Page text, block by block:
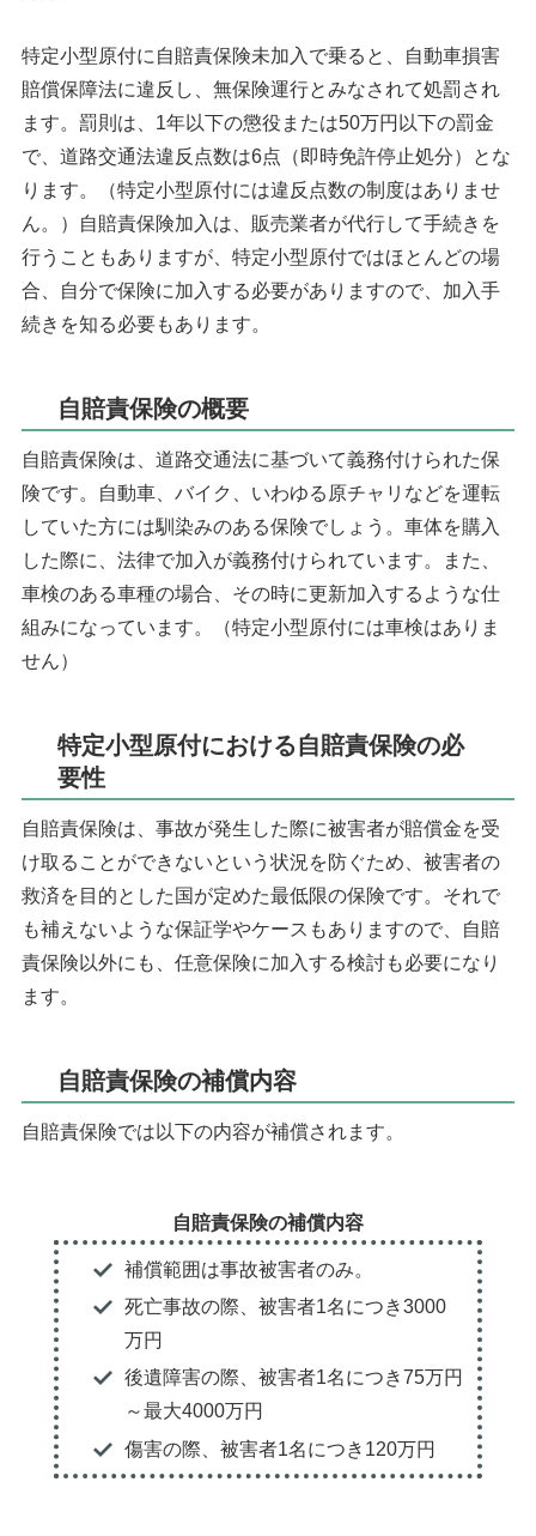
特定小型原付に自賠責保険未加入で乗ると、自動車損害
賠償保障法に違反し、無保険運行とみなされて処罰され
ます。罰則は、1年以下の懲役または50万円以下の罰金
で、道路交通法違反点数は6点（即時免許停止処分）とな
ります。（特定小型原付には違反点数の制度はありませ
ん。）自賠責保険加入は、販売業者が代行して手続きを
行うこともありますが、特定小型原付ではほとんどの場
合、自分で保険に加入する必要がありますので、加入手
続きを知る必要もあります。
自賠責保険の概要
自賠責保険は、道路交通法に基づいて義務付けられた保
険です。自動車、バイク、いわゆる原チャリなどを運転
していた方には馴染みのある保険でしょう。車体を購入
した際に、法律で加入が義務付けられています。また、
車検のある車種の場合、その時に更新加入するような仕
組みになっています。（特定小型原付には車検はありま
せん）
特定小型原付における自賠責保険の必
要性
自賠責保険は、事故が発生した際に被害者が賠償金を受
け取ることができないという状況を防ぐため、被害者の
救済を目的とした国が定めた最低限の保険です。それで
も補えないような保証学やケースもありますので、自賠
責保険以外にも、任意保険に加入する検討も必要になり
ます。
自賠責保険の補償内容
自賠責保険では以下の内容が補償されます。
自賠責保険の補償内容
補償範囲は事故被害者のみ。
死亡事故の際、被害者1名につき3000
万円
後遺障害の際、被害者1名につき75万円
～最大4000万円
傷害の際、被害者1名につき120万円